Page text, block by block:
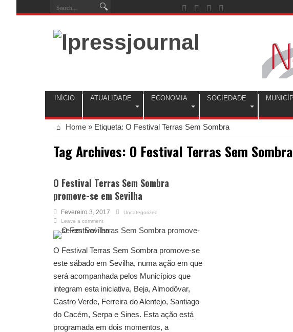
INÍCIO ATUALIDADE ECONOMIA SOCIEDADE
Home » Etiqueta: O Festival Terras Sem Sombra
Tag Archives: O Festival Terras Sem Sombra
O Festival Terras Sem Sombra
promove-se em Sevilha
Fevereiro 3, 2017
Uncategorized
Leave a comment
O Festival Terras Sem Sombra promove-se
este sábado em Sevilha, numa ação em que
será acompanhada pelos Municípios que
integram esta iniciativa, Beja, Almodôvar,
Castro Verde, Ferreira do Alentejo, Santiago
do Cacém, Serpa e Sines. Esta ação está
programada em dois momentos, a